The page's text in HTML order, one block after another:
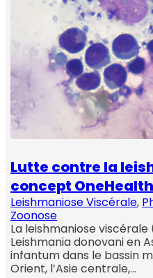
Lutte contre la
concept OneHealth
Leishmaniose Viscérale,
Zoonose
La leishmaniose
Leishmania donovani en
infantum dans le bassin
Orient, l’Asie centrale,…